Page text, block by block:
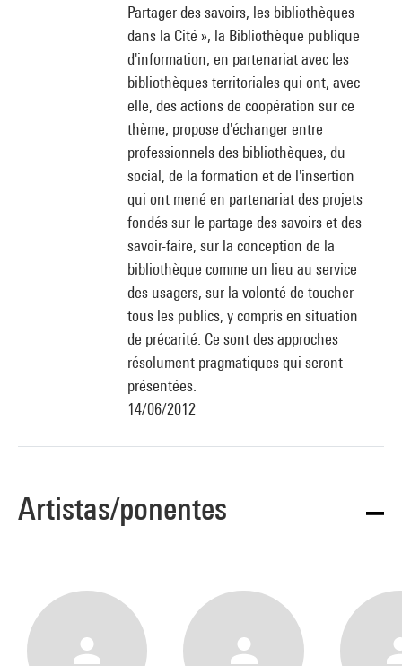
Partager des savoirs, les bibliothèques
dans la Cité », la Bibliothèque publique
d'information, en partenariat avec les
bibliothèques territoriales qui ont, avec
elle, des actions de coopération sur ce
thème, propose d'échanger entre
professionnels des bibliothèques, du
social, de la formation et de l'insertion
qui ont mené en partenariat des projets
fondés sur le partage des savoirs et des
savoir-faire, sur la conception de la
bibliothèque comme un lieu au service
des usagers, sur la volonté de toucher
tous les publics, y compris en situation
de précarité. Ce sont des approches
résolument pragmatiques qui seront
présentées.
14/06/2012
Artistas/ponentes